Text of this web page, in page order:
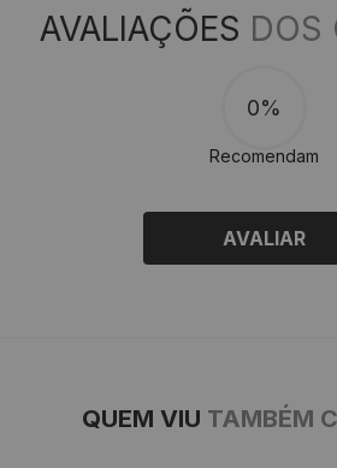
AVALIAÇÕES DOS
0%
Recomendam
AVALIAR
QUEM VIU TAMBÉM